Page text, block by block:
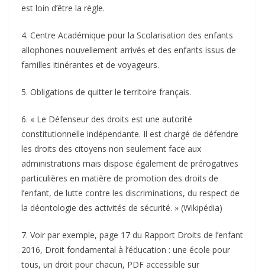
est loin d’être la règle.
4. Centre Académique pour la Scolarisation des enfants
allophones nouvellement arrivés et des enfants issus de
familles itinérantes et de voyageurs.
5. Obligations de quitter le territoire français.
6. « Le Défenseur des droits est une autorité
constitutionnelle indépendante. Il est chargé de défendre
les droits des citoyens non seulement face aux
administrations mais dispose également de prérogatives
particulières en matière de promotion des droits de
l’enfant, de lutte contre les discriminations, du respect de
la déontologie des activités de sécurité. » (Wikipédia)
7. Voir par exemple, page 17 du Rapport Droits de l’enfant
2016, Droit fondamental à l’éducation : une école pour
tous, un droit pour chacun, PDF accessible sur